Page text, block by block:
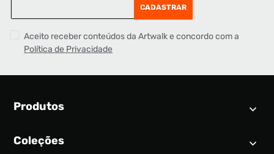
CADASTRAR
Aceito receber conteúdos da Artwalk e concordo com a
Política de Privacidade
Produtos
Calendário SNEAKER
Coleções